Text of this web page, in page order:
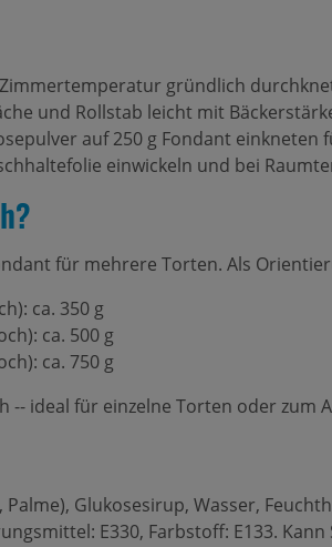
gründlich
und Rollstab leicht mit
auf 250 g Fondant
einwickeln und bei
für mehrere Torten. Als
ca. 350 g
ca. 500 g
ca. 750 g
-- ideal für einzelne Torten oder zum
Glukosesirup, Wasser,
E330, Farbstoff: E133.